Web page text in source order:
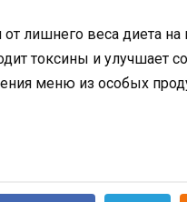
лишнего веса диета на
токсины и улучшает
меню из особых